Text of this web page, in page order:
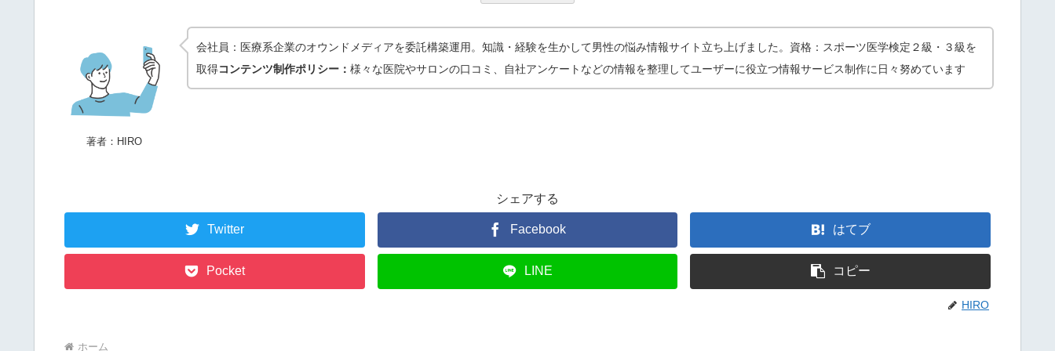
著者：HIRO
会社員：医療系企業のオウンドメディアを委託構築運用。知識・経験を生かして男性の悩み情報サイト立ち上げました。資格：スポーツ医学検定２級・３級を
取得コンテンツ制作ポリシー： 様々な医院やサロンの口コミ、自社アンケートなどの情報を整理してユーザーに役立つ情報サービス制作に日々努めています
シェアする
Twitter Facebook はてブ
Pocket LINE コピー
HIRO
ホーム